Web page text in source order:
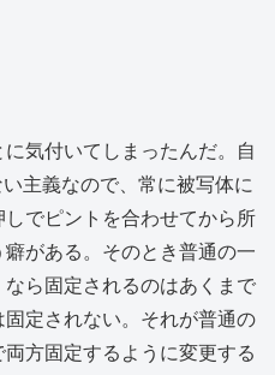
気付いてしまったんだ。自
主義なので、常に被写体に
でピントを合わせてから所
がある。そのとき普通の一
ら固定されるのはあくまで
定されない。それが普通の
方固定するように変更する